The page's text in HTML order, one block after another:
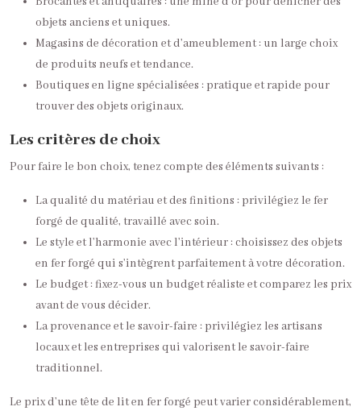
objets anciens et uniques.
Magasins de décoration et d’ameublement : un large choix
de produits neufs et tendance.
Boutiques en ligne spécialisées : pratique et rapide pour
trouver des objets originaux.
Les critères de choix
Pour faire le bon choix, tenez compte des éléments suivants :
La qualité du matériau et des finitions : privilégiez le fer
forgé de qualité, travaillé avec soin.
Le style et l’harmonie avec l’intérieur : choisissez des objets
en fer forgé qui s’intègrent parfaitement à votre décoration.
Le budget : fixez-vous un budget réaliste et comparez les prix
avant de vous décider.
La provenance et le savoir-faire : privilégiez les artisans
locaux et les entreprises qui valorisent le savoir-faire
traditionnel.
Le prix d’une tête de lit en fer forgé peut varier considérablement,